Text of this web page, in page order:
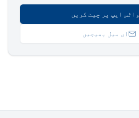
واٹس ایپ پر چیٹ کریں
ای میل بھیجیں